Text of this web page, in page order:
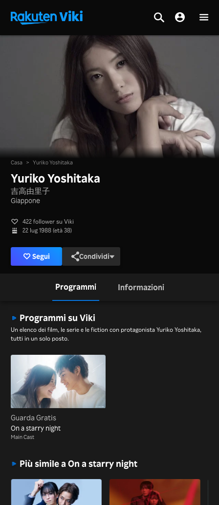
Casa > Yuriko Yoshitaka
Yuriko Yoshitaka
吉高由里子
Giappone
422 follower su Viki
22 lug 1988 (età 38)
Segui Condividi
Programmi Informazioni
Programmi su Viki
Un elenco dei film, le serie e le fiction con protagonista Yuriko Yoshitaka,
tutti in un solo posto.
Guarda Gratis
On a starry night
Main Cast
Più simile a On a starry night